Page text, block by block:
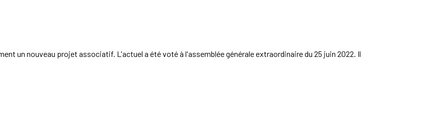
un nouveau projet associatif. L'actuel a été voté à l'assemblée générale extraordinaire du 25 juin 2022. Il